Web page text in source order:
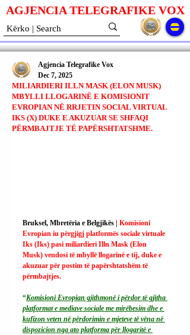
AGJENCIA TELEGRAFIKE VOX
MILIARDIERI ILLN MASK (ELON MUSK)
MBYLLI LLOGARINË E KOMISIONIT
EVROPIAN NË RRJETIN SOCIAL VIRTUAL
IKS (X) DUKE E AKUZUAR SE SHFAQI
PËRMBAJTJE TË PAPËRSHTATSHME.
Agjencia Telegrafike Vox
Dec 7, 2025
Bruksel, Mbretëria e Belgjikës | Komisioni
Evropian iu përgjigj platformës sociale virtuale
Iks (Iks) pasi miliardieri Illn Mask (Elon
Musk) vendosi të mbyllë llogarinë e tij, duke e
akuzuar për postim të papërshtatshëm të
përmbajtjes.
“Komisioni Evropian gjithmonë i përdor të gjitha
platformat e mediave sociale me mirëbesim dhe e
kufizon veten në përdorimin e mjeteve të vëna në
dispozicion nga ato platforma për llogaritë e